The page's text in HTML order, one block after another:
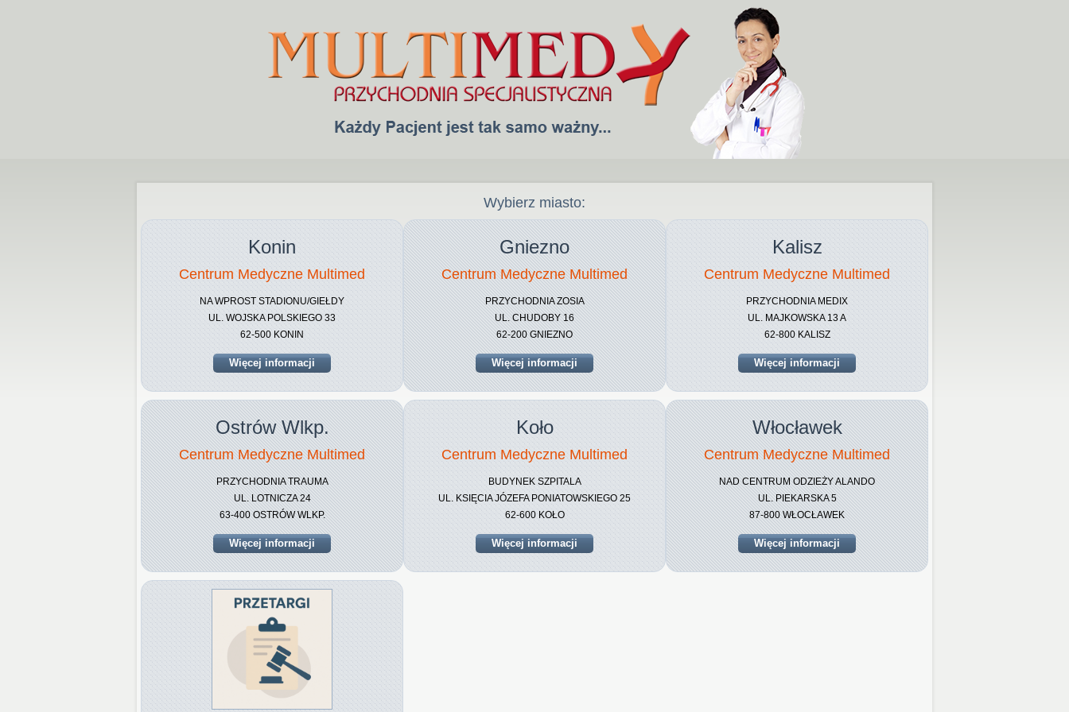
Wybierz miasto:
Konin
Centrum Medyczne Multimed
NA WPROST STADIONU/GIEŁDY
UL. WOJSKA POLSKIEGO 33
62-500 KONIN
Więcej informacji
Gniezno
Centrum Medyczne Multimed
PRZYCHODNIA ZOSIA
UL. CHUDOBY 16
62-200 GNIEZNO
Więcej informacji
Kalisz
Centrum Medyczne Multimed
PRZYCHODNIA MEDIX
UL. MAJKOWSKA 13 A
62-800 KALISZ
Więcej informacji
Ostrów Wlkp.
Centrum Medyczne Multimed
PRZYCHODNIA TRAUMA
UL. LOTNICZA 24
63-400 OSTRÓW WLKP.
Więcej informacji
Koło
Centrum Medyczne Multimed
BUDYNEK SZPITALA
UL. KSIĘCIA JÓZEFA PONIATOWSKIEGO 25
62-600 KOŁO
Więcej informacji
Włocławek
Centrum Medyczne Multimed
NAD CENTRUM ODZIEŻY ALANDO
UL. PIEKARSKA 5
87-800 WŁOCŁAWEK
Więcej informacji